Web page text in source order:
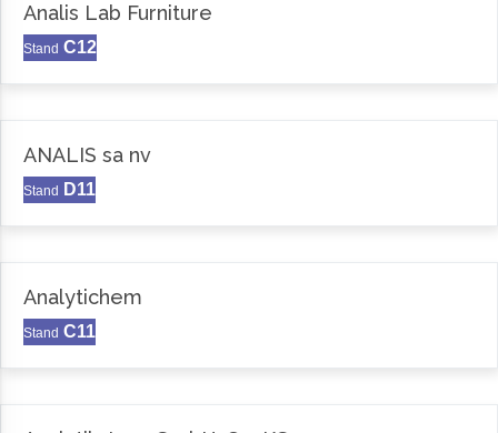
Analis Lab Furniture
Stand C12
ANALIS sa nv
Stand D11
Analytichem
Stand C11